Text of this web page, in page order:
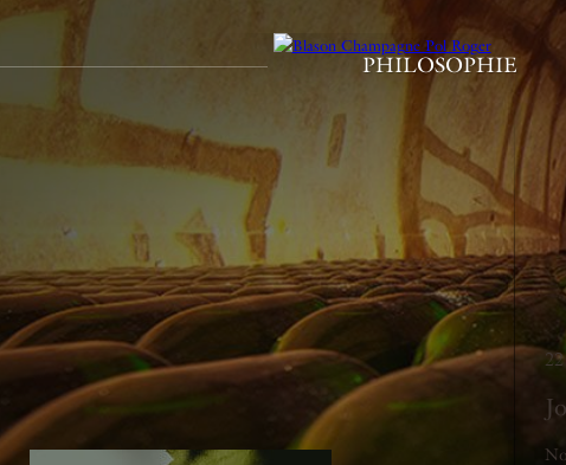
PHILOSOPHIE